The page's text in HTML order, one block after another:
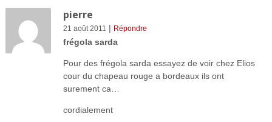
pierre
21 août 2011 | Répondre
frégola sarda
Pour des frégola sarda essayez de voir chez Elios
cour du chapeau rouge a bordeaux ils ont
surement ca…
cordialement